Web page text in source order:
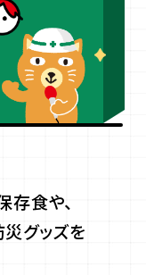
存食や、
グッズを